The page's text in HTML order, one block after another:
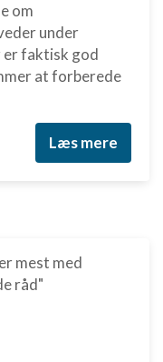
om
under
er faktisk god
at forberede
Læs mere
mest med
råd"